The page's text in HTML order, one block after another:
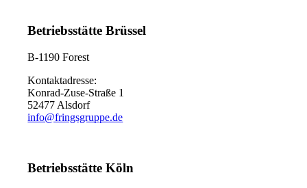
Betriebsstätte Brüssel
B-1190 Forest
Kontaktadresse:
Konrad-Zuse-Straße 1
52477 Alsdorf
info@fringsgruppe.de
Betriebsstätte Köln